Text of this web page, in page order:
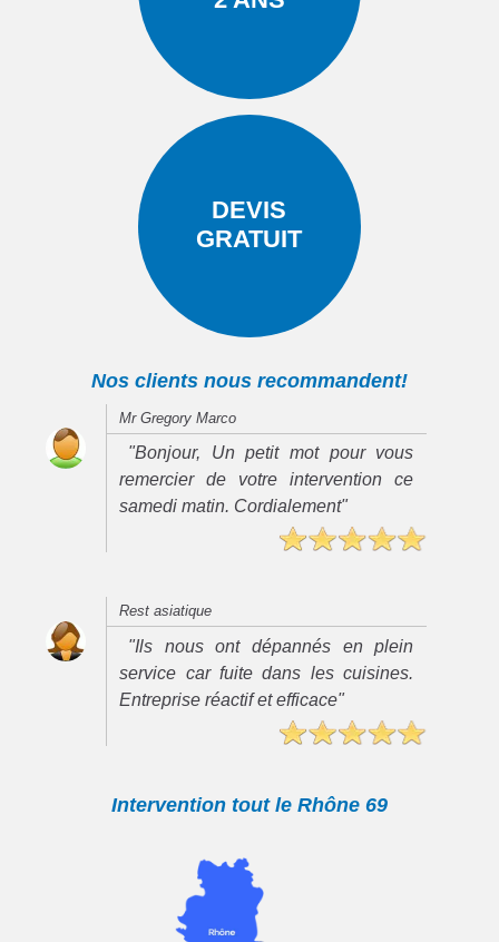
DEVIS
GRATUIT
Nos clients nous recommandent!
Mr Gregory Marco
"Bonjour, Un petit mot pour vous
remercier de votre intervention ce
samedi matin. Cordialement"
Rest asiatique
"Ils nous ont dépannés en plein
service car fuite dans les cuisines.
Entreprise réactif et efficace"
Intervention tout le Rhône 69